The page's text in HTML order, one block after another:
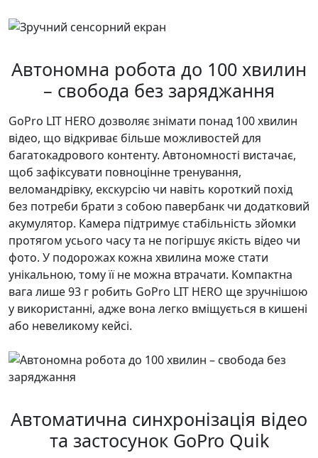
Автономна робота до 100 хвилин
– свобода без заряджання
GoPro LIT HERO дозволяє знімати понад 100 хвилин
відео, що відкриває більше можливостей для
багатокадрового контенту. Автономності вистачає,
щоб зафіксувати повноцінне тренування,
веломандрівку, екскурсію чи навіть короткий похід
без потреби брати з собою павербанк чи додатковий
акумулятор. Камера підтримує стабільність зйомки
протягом усього часу та не погіршує якість відео чи
фото. У подорожах кожна хвилина може стати
унікальною, тому її не можна втрачати. Компактна
вага лише 93 г робить GoPro LIT HERO ще зручнішою
у використанні, адже вона легко вміщується в кишені
або невеликому кейсі.
Автоматична синхронізація відео
та застосунок GoPro Quik